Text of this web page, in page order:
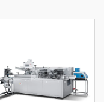
Vágó Gép